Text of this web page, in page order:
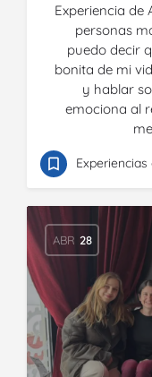
Experiencia
personas
puedo decir
bonita de mi
y hablar
emociona al
ABR 28